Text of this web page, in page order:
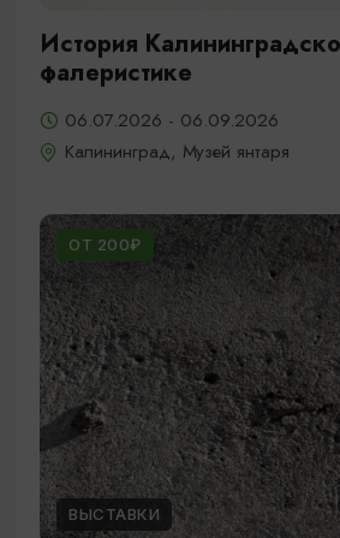
История
фалеристике
06.07.2026 - 06.09.2026
Калининград, Музей янтаря
ОТ 200₽
ВЫСТАВКИ